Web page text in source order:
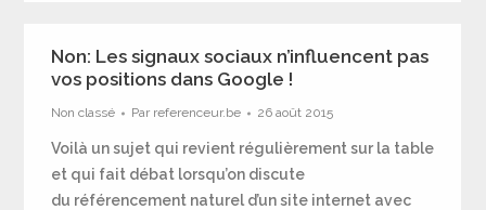
Non: Les signaux sociaux n’influencent pas
vos positions dans Google !
Non classé Par referenceur.be 26 août 2015
Voilà un sujet qui revient régulièrement sur la table
et qui fait débat lorsqu’on discute
du référencement naturel d’un site internet avec